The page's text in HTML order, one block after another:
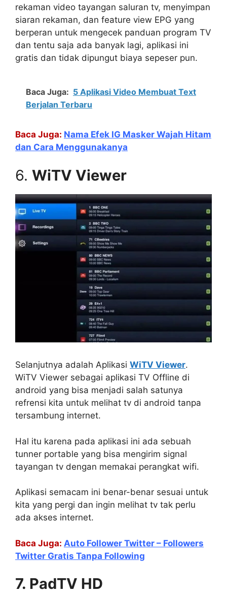
rekaman video tayangan saluran tv, menyimpan
siaran rekaman, dan feature view EPG yang
berperan untuk mengecek panduan program TV
dan tentu saja ada banyak lagi, aplikasi ini
gratis dan tidak dipungut biaya sepeser pun.
Baca Juga: 5 Aplikasi Video Membuat Text
Berjalan Terbaru
Baca Juga: Nama Efek IG Masker Wajah Hitam
dan Cara Menggunakanya
6. WiTV Viewer
Selanjutnya adalah Aplikasi WiTV Viewer.
WiTV Viewer sebagai aplikasi TV Offline di
android yang bisa menjadi salah satunya
refrensi kita untuk melihat tv di android tanpa
tersambung internet.
Hal itu karena pada aplikasi ini ada sebuah
tunner portable yang bisa mengirim signal
tayangan tv dengan memakai perangkat wifi.
Aplikasi semacam ini benar-benar sesuai untuk
kita yang pergi dan ingin melihat tv tak perlu
ada akses internet.
Baca Juga: Auto Follower Twitter – Followers
Twitter Gratis Tanpa Following
7. PadTV HD